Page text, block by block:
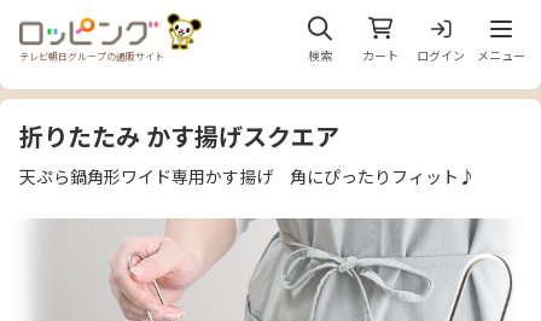
テレビ朝日グループの通販サイト 検索 カート ログイン
メニ
メニュー
折りたたみ かす揚げスクエア
天ぷら鍋角形ワイド専用かす揚げ 角にぴったりフィット♪